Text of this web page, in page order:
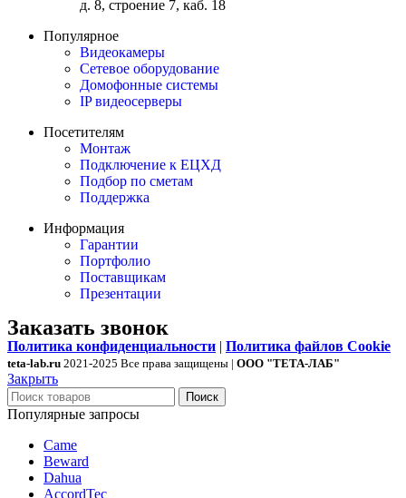
д. 8, строение 7, каб. 18
Популярное
Видеокамеры
Сетевое оборудование
Домофонные системы
IP видеосерверы
Посетителям
Монтаж
Подключение к ЕЦХД
Подбор по сметам
Поддержка
Информация
Гарантии
Портфолио
Поставщикам
Презентации
Заказать звонок
Политика конфиденциальности | Политика файлов Cookie
teta-lab.ru 2021-2025 Все права защищены | ООО "ТЕТА-ЛАБ"
Закрыть
Поиск
Популярные запросы
Came
Beward
Dahua
AccordTec